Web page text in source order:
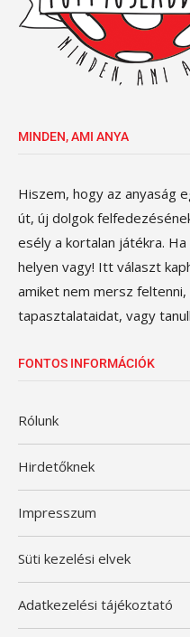
MINDEN, AMI ANYA
Hiszem, hogy az anyaság
út, új dolgok
esély a kortalan játékra.
helyen vagy! Itt választ
amiket nem mersz
tapasztalataidat, vagy
FONTOS INFORMÁCIÓK
Rólunk
Hirdetőknek
Impresszum
Süti kezelési elvek
Adatkezelési tájékoztató